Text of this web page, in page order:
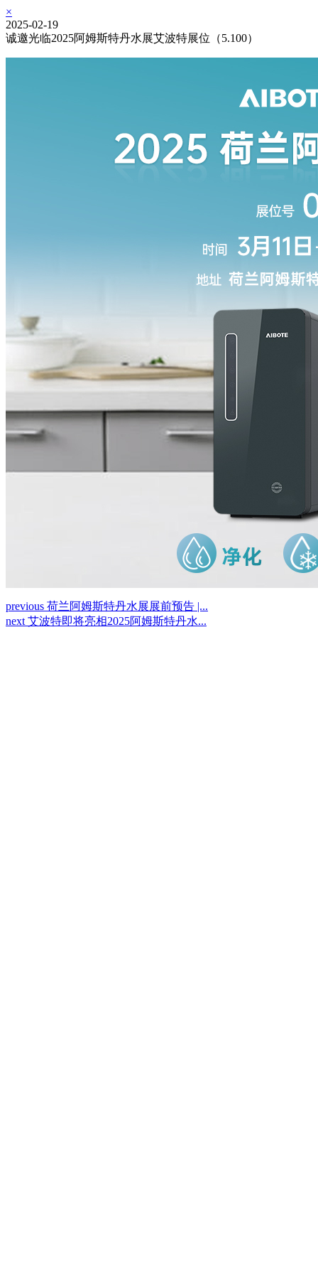
×
2025-02-19
诚邀光临2025阿姆斯特丹水展艾波特展位（5.100）
previous 荷兰阿姆斯特丹水展展前预告 |...
next 艾波特即将亮相2025阿姆斯特丹水...